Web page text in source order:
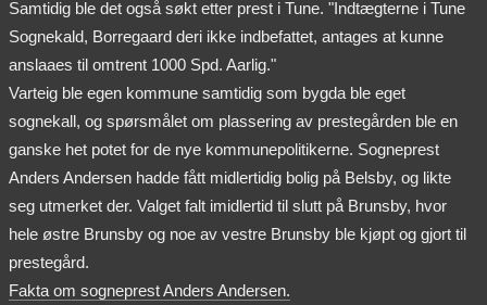
Samtidig ble det også søkt etter prest i Tune. "Indtægterne i Tune
Sognekald, Borregaard deri ikke indbefattet, antages at kunne
anslaaes til omtrent 1000 Spd. Aarlig."
Varteig ble egen kommune samtidig som bygda ble eget
sognekall, og spørsmålet om plassering av prestegården ble en
ganske het potet for de nye kommunepolitikerne. Sogneprest
Anders Andersen hadde fått midlertidig bolig på Belsby, og likte
seg utmerket der. Valget falt imidlertid til slutt på Brunsby, hvor
hele østre Brunsby og noe av vestre Brunsby ble kjøpt og gjort til
prestegård.
Fakta om sogneprest Anders Andersen.